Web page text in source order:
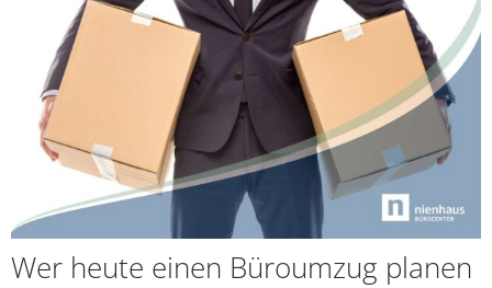
Wer heute einen Büroumzug planen